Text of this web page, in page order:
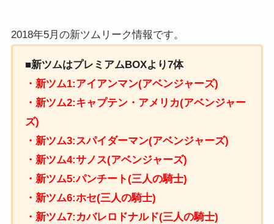
2018年5月の新ツムリーク情報です。
■新ツムはプレミアムBOXより7体
・新ツム1:アイアンマン(アベンジャーズ)
・新ツム2:キャプテン・アメリカ(アベンジャー
ズ)
・新ツム3:スパイダーマン(アベンジャーズ)
・新ツム4:サノス(アベンジャーズ)
・新ツム5:パンチート(三人の騎士)
・新ツム6:ホセ(三人の騎士)
・新ツム7:カバレロドナルド(三人の騎士)